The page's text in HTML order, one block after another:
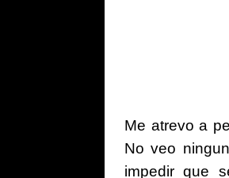
Me atrevo a
No veo
impedir que